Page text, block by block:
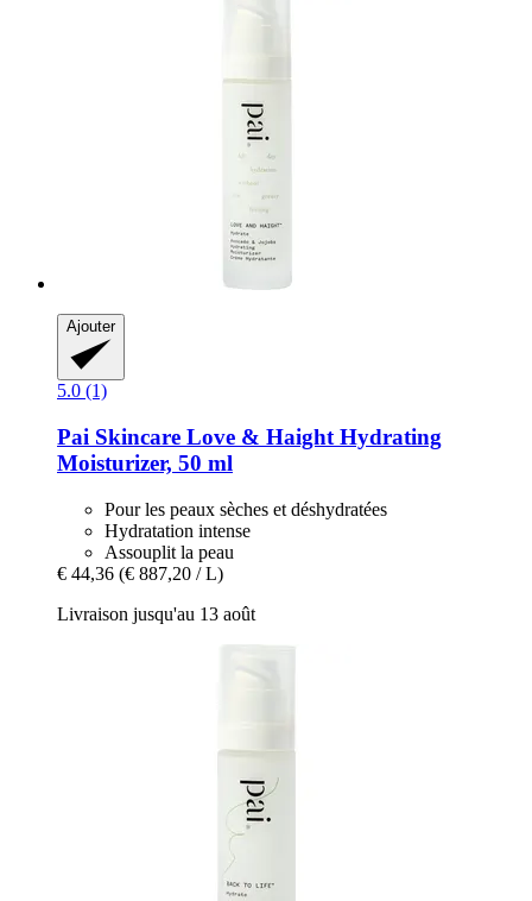
Ajouter
5.0 (1)
Pai Skincare Love & Haight Hydrating
Moisturizer, 50 ml
Pour les peaux sèches et déshydratées
Hydratation intense
Assouplit la peau
€ 44,36 (€ 887,20 / L)
Livraison jusqu'au 13 août